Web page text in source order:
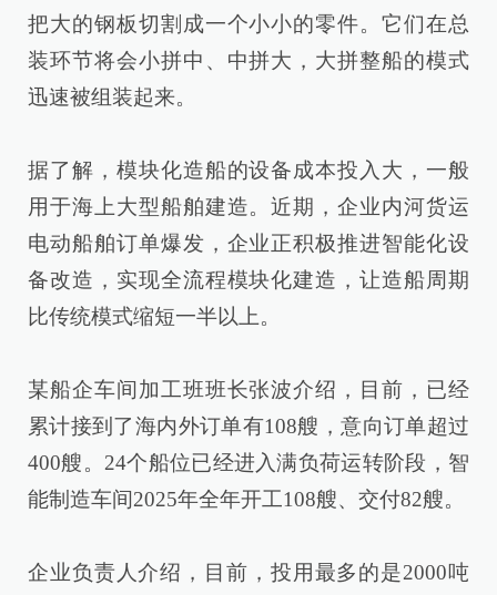
把大的钢板切割成一个小小的零件。它们在总
装环节将会小拼中、中拼大，大拼整船的模式
迅速被组装起来。
据了解，模块化造船的设备成本投入大，一般
用于海上大型船舶建造。近期，企业内河货运
电动船舶订单爆发，企业正积极推进智能化设
备改造，实现全流程模块化建造，让造船周期
比传统模式缩短一半以上。
某船企车间加工班班长张波介绍，目前，已经
累计接到了海内外订单有108艘，意向订单超过
400艘。24个船位已经进入满负荷运转阶段，智
能制造车间2025年全年开工108艘、交付82艘。
企业负责人介绍，目前，投用最多的是2000吨